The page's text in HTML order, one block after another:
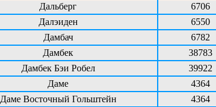
Дальберг
6706
Далэиден
6550
Дамбач
6782
Дамбек
38783
Дамбек Бэи Робел
39922
Даме
4364
Даме Восточный Гольштейн
4364